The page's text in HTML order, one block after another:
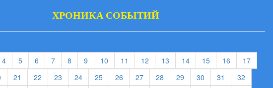
ХРОНИКА СОБЫТИЙ
4(current)
5(current)
6 (current)
7(current)
8 (current)
9 (current)
10 (current)
11 (current)
12 (current)
13 (current)
14(current)
15(current)
16 (current)
17(current)
(current)
21 (current)
22 (current)
23 (current)
24(current)
25(current)
26 (current)
27(current)
28 (current)
29 (current)
30 (current)
31 (current)
32